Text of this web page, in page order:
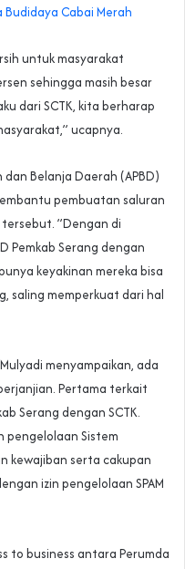
Cabai Merah
untuk masyarakat
sehingga masih besar
dari SCTK, kita berharap
ucapnya.
Belanja Daerah (APBD)
pembuatan saluran
”Dengan di
Pemkab Serang dengan
keyakinan mereka bisa
saling memperkuat dari hal
menyampaikan, ada
Pertama terkait
Serang dengan SCTK.
Sistem
kewajiban serta cakupan
izin pengelolaan SPAM
to business antara Perumda